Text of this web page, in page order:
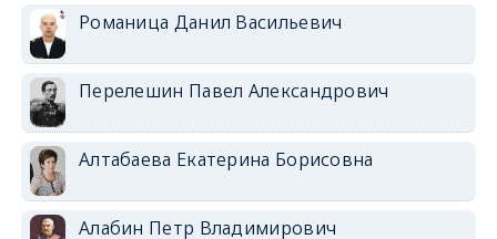
Романица Данил Васильевич
Перелешин Павел Александрович
Алтабаева Екатерина Борисовна
Алабин Петр Владимирович